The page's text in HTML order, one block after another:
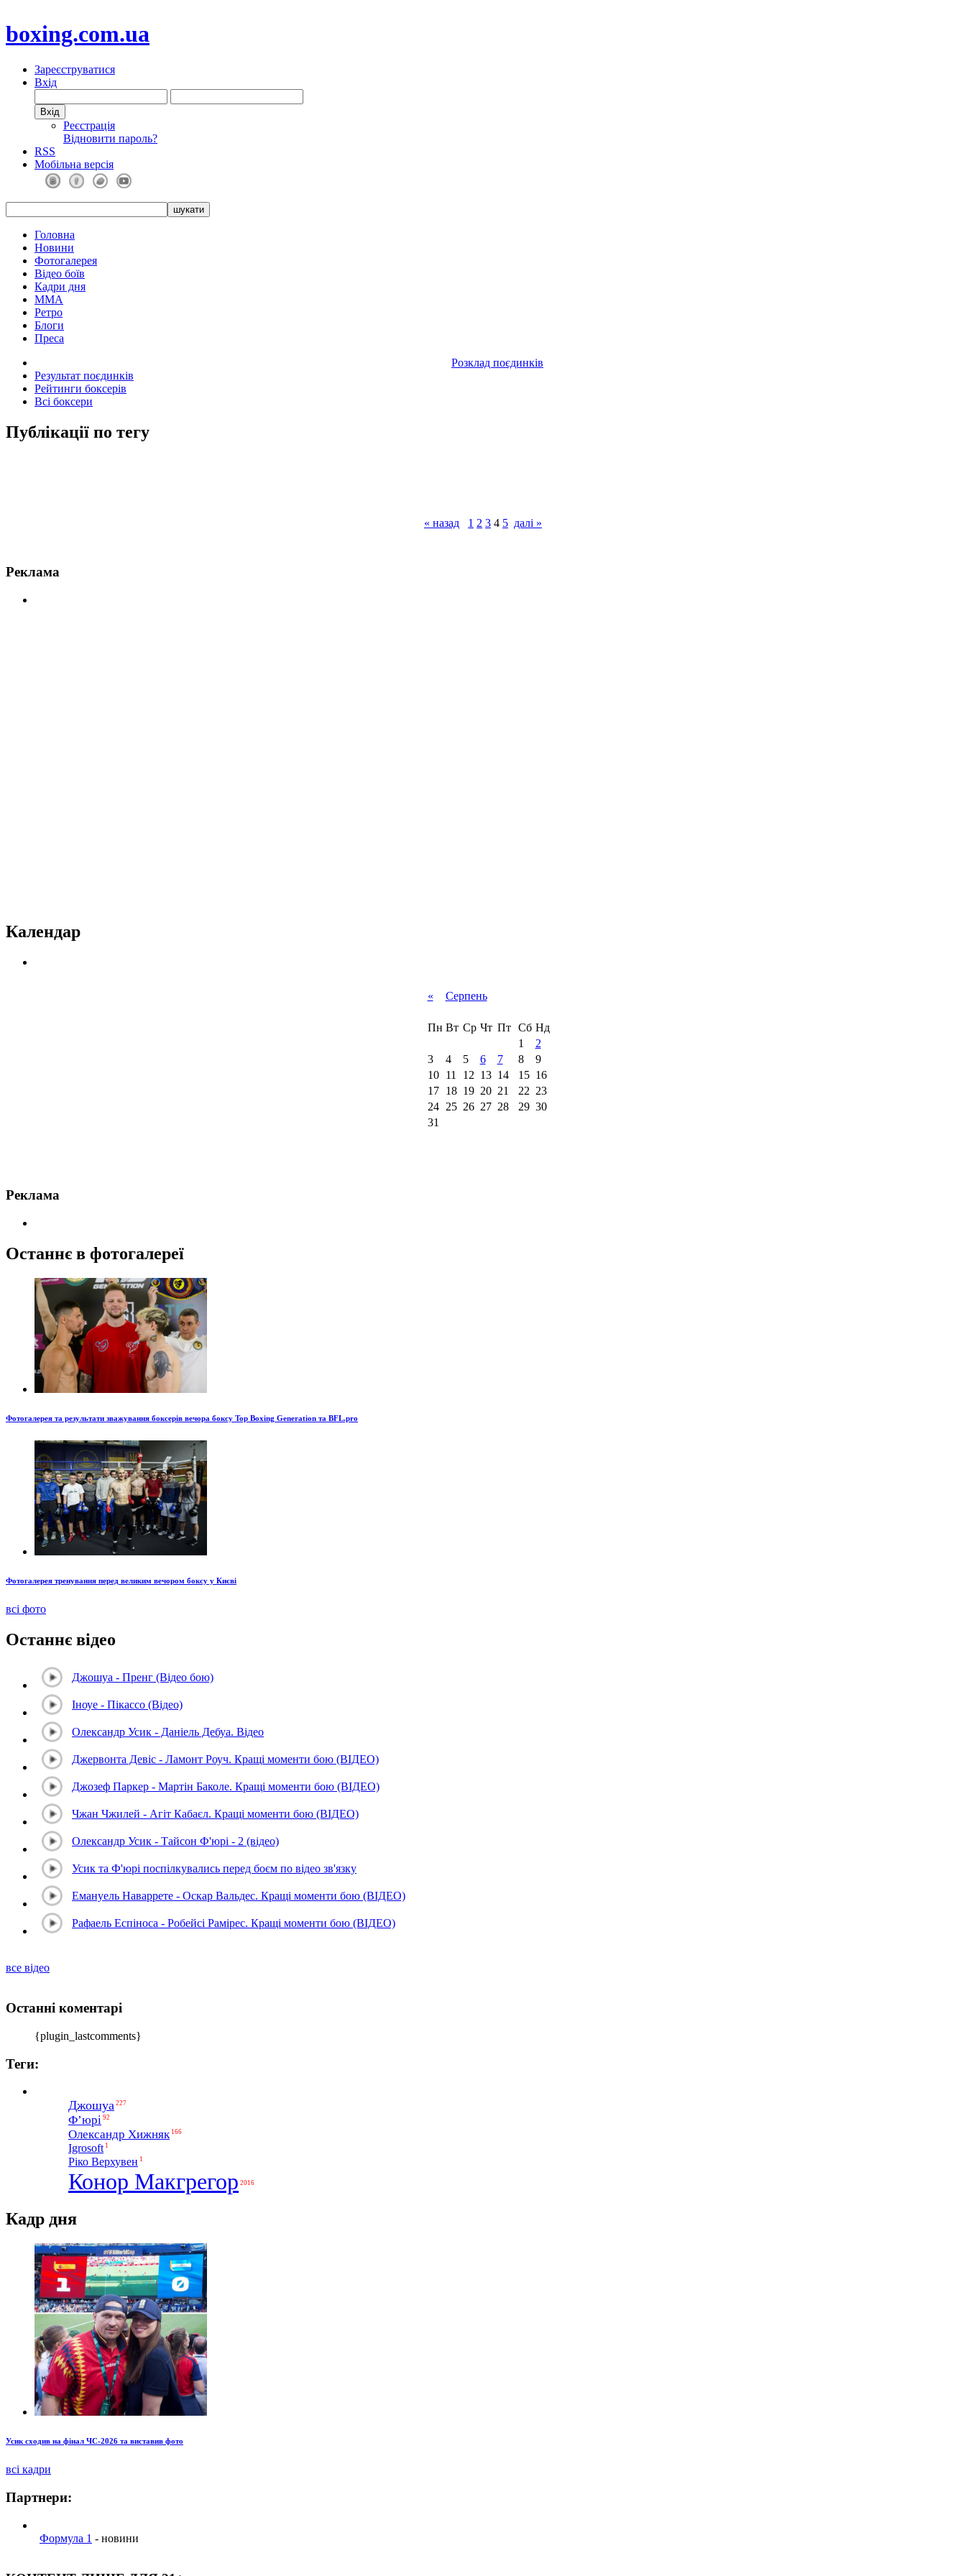
boxing.com.ua
Зареєструватися
Вхід
Реєстрація
Відновити пароль?
RSS
Мобільна версія
Головна
Новини
Фотогалерея
Відео боїв
Кадри дня
ММА
Ретро
Блоги
Преса
Розклад поєдинків
Результат поєдинків
Рейтинги боксерів
Всі боксери
Публікації по тегу
« назад 1 2 3 4 5 далі »
Реклама
Календар
« Серпень
Пн Вт Ср Чт Пт Сб Нд
1
2
3
4 5 6 7 8
9
10
11 12 13 14 15 16
17
18 19 20 21 22 23
24
25 26 27 28 29 30
31
Реклама
Останнє в фотогалереї
Фотогалерея та результати зважування боксерів вечора боксу Top Boxing Generation та BFL.pro
Фотогалерея тренування перед великим вечором боксу у Києві
всі фото
Останнє відео
Джошуа - Пренг (Відео бою)
Іноуе - Пікассо (Відео)
Олександр Усик - Даніель Дебуа. Відео
Джервонта Девіс - Ламонт Роуч. Кращі моменти бою (ВІДЕО)
Джозеф Паркер - Мартін Баколе. Кращі моменти бою (ВІДЕО)
Чжан Чжилей - Агіт Кабаєл. Кращі моменти бою (ВІДЕО)
Олександр Усик - Тайсон Ф'юрі - 2 (відео)
Усик та Ф'юрі поспілкувались перед боєм по відео зв'язку
Емануель Наваррете - Оскар Вальдес. Кращі моменти бою (ВІДЕО)
Рафаель Еспіноса - Робейсі Рамірес. Кращі моменти бою (ВІДЕО)
все відео
Останні коментарі
{plugin_lastcomments}
Теги:
Джошуа 227
Ф’юрі 92
Олександр Хижняк 166
Igrosoft 1
Ріко Верхувен 1
Конор Макгрегор 2016
Кадр дня
Усик сходив на фінал ЧС-2026 та виставив фото
всі кадри
Партнери:
Формула 1 - новини